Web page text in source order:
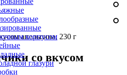
корпусом
глазури
апельсина, 230 г
со вкусом